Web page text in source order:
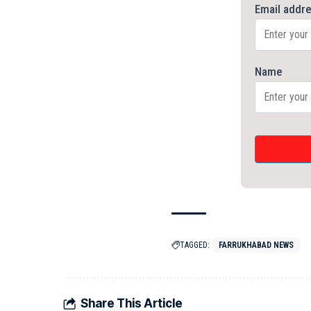
Email
Name
TAGGED: FARRUKHABAD NEWS
Share This Article